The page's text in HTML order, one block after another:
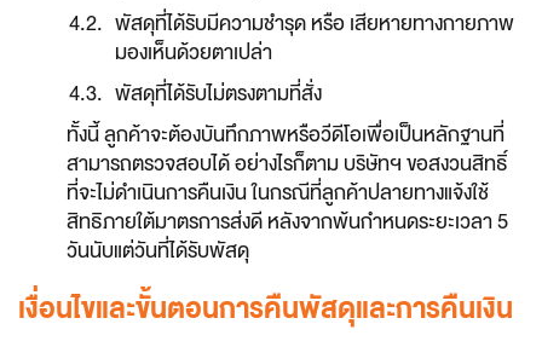
พัสดุที่ได้รับมีความชำรุด หรือ เสียหายทางกายภาพ
มองเห็นด้วยตาเปล่า
พัสดุที่ได้รับไม่ตรงตามที่สั่ง
ทั้งนี้ ลูกค้าจะต้องบันทึกภาพหรือวีดีโอเพื่อเป็นหลักฐานที่
สามารถตรวจสอบได้ อย่างไรก็ตาม บริษัทฯ ขอสงวนสิทธิ์
ที่จะไม่ดำเนินการคืนเงิน ในกรณีที่ลูกค้าปลายทางแจ้งใช้
สิทธิภายใต้มาตรการส่งดี หลังจากพ้นกำหนดระยะเวลา 5
วันนับแต่วันที่ได้รับพัสดุ
เงื่อนไขและขั้นตอนการคืนพัสดุและการคืนเงิน